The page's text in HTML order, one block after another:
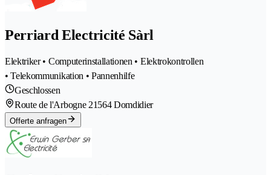
Perriard Electricité Sàrl
Elektriker • Computerinstallationen • Elektrokontrollen
• Telekommunikation • Pannenhilfe
Geschlossen
Route de l'Arbogne 21564 Domdidier
Offerte anfragen